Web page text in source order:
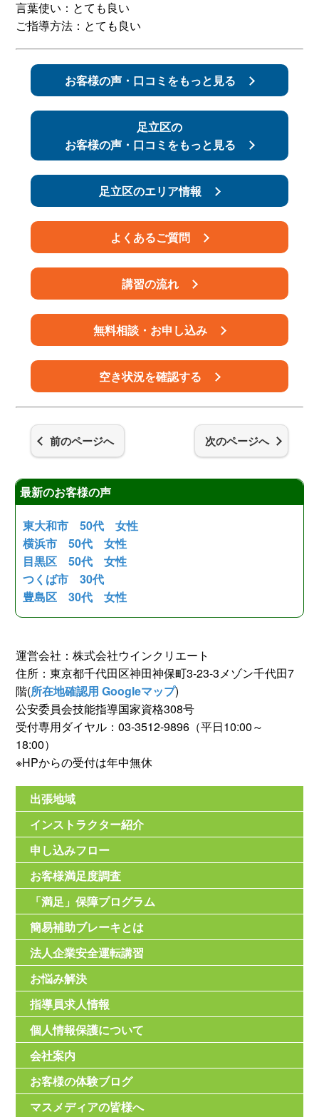
言葉使い：とても良い
ご指導方法：とても良い
お客様の声・口コミをもっと見る
足立区の
お客様の声・口コミをもっと見る
足立区のエリア情報
よくあるご質問
講習の流れ
無料相談・お申し込み
空き状況を確認する
前のページへ 次のページへ
最新のお客様の声
東大和市 50代 女性
横浜市 50代 女性
目黒区 50代 女性
つくば市 30代
豊島区 30代 女性
運営会社：株式会社ウインクリエート
住所：東京都千代田区神田神保町3-23-3メゾン千代田7
階(所在地確認用 Googleマップ)
公安委員会技能指導国家資格308号
受付専用ダイヤル：03-3512-9896（平日10:00～
18:00）
※HPからの受付は年中無休
出張地域
インストラクター紹介
申し込みフロー
お客様満足度調査
「満足」保障プログラム
簡易補助ブレーキとは
法人企業安全運転講習
お悩み解決
指導員求人情報
個人情報保護について
会社案内
お客様の体験ブログ
マスメディアの皆様へ